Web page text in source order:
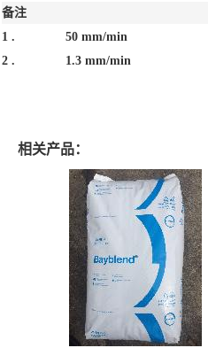
备注
1 .
50 mm/min
2 .
1.3 mm/min
相关产品：